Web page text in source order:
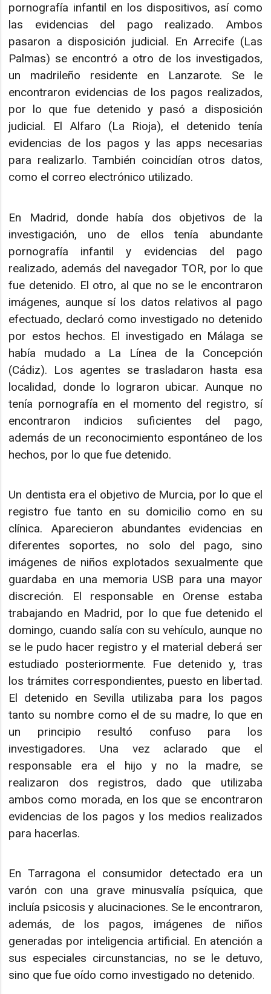
pornografía infantil en los dispositivos, así como
las evidencias del pago realizado. Ambos
pasaron a disposición judicial. En Arrecife (Las
Palmas) se encontró a otro de los investigados,
un madrileño residente en Lanzarote. Se le
encontraron evidencias de los pagos realizados,
por lo que fue detenido y pasó a disposición
judicial. El Alfaro (La Rioja), el detenido tenía
evidencias de los pagos y las apps necesarias
para realizarlo. También coincidían otros datos,
como el correo electrónico utilizado.
En Madrid, donde había dos objetivos de la
investigación, uno de ellos tenía abundante
pornografía infantil y evidencias del pago
realizado, además del navegador TOR, por lo que
fue detenido. El otro, al que no se le encontraron
imágenes, aunque sí los datos relativos al pago
efectuado, declaró como investigado no detenido
por estos hechos. El investigado en Málaga se
había mudado a La Línea de la Concepción
(Cádiz). Los agentes se trasladaron hasta esa
localidad, donde lo lograron ubicar. Aunque no
tenía pornografía en el momento del registro, sí
encontraron indicios suficientes del pago,
además de un reconocimiento espontáneo de los
hechos, por lo que fue detenido.
Un dentista era el objetivo de Murcia, por lo que el
registro fue tanto en su domicilio como en su
clínica. Aparecieron abundantes evidencias en
diferentes soportes, no solo del pago, sino
imágenes de niños explotados sexualmente que
guardaba en una memoria USB para una mayor
discreción. El responsable en Orense estaba
trabajando en Madrid, por lo que fue detenido el
domingo, cuando salía con su vehículo, aunque no
se le pudo hacer registro y el material deberá ser
estudiado posteriormente. Fue detenido y, tras
los trámites correspondientes, puesto en libertad.
El detenido en Sevilla utilizaba para los pagos
tanto su nombre como el de su madre, lo que en
un principio resultó confuso para los
investigadores. Una vez aclarado que el
responsable era el hijo y no la madre, se
realizaron dos registros, dado que utilizaba
ambos como morada, en los que se encontraron
evidencias de los pagos y los medios realizados
para hacerlas.
En Tarragona el consumidor detectado era un
varón con una grave minusvalía psíquica, que
incluía psicosis y alucinaciones. Se le encontraron,
además, de los pagos, imágenes de niños
generadas por inteligencia artificial. En atención a
sus especiales circunstancias, no se le detuvo,
sino que fue oído como investigado no detenido.